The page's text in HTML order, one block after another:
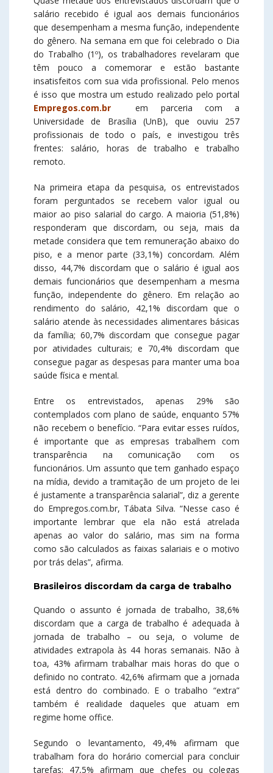
salário recebido é igual aos demais funcionários
que desempenham a mesma função, independente
do gênero. Na semana em que foi celebrado o Dia
do Trabalho (1º), os trabalhadores revelaram que
têm pouco a comemorar e estão bastante
insatisfeitos com sua vida profissional. Pelo menos
é isso que mostra um estudo realizado pelo portal
Empregos.com.br em parceria com a
Universidade de Brasília (UnB), que ouviu 257
profissionais de todo o país, e investigou três
frentes: salário, horas de trabalho e trabalho
remoto.
Na primeira etapa da pesquisa, os entrevistados
foram perguntados se recebem valor igual ou
maior ao piso salarial do cargo. A maioria (51,8%)
responderam que discordam, ou seja, mais da
metade considera que tem remuneração abaixo do
piso, e a menor parte (33,1%) concordam. Além
disso, 44,7% discordam que o salário é igual aos
demais funcionários que desempenham a mesma
função, independente do gênero. Em relação ao
rendimento do salário, 42,1% discordam que o
salário atende às necessidades alimentares básicas
da família; 60,7% discordam que consegue pagar
por atividades culturais; e 70,4% discordam que
consegue pagar as despesas para manter uma boa
saúde física e mental.
Entre os entrevistados, apenas 29% são
contemplados com plano de saúde, enquanto 57%
não recebem o benefício. “Para evitar esses ruídos,
é importante que as empresas trabalhem com
transparência na comunicação com os
funcionários. Um assunto que tem ganhado espaço
na mídia, devido a tramitação de um projeto de lei
é justamente a transparência salarial”, diz a gerente
do Empregos.com.br, Tábata Silva. “Nesse caso é
importante lembrar que ela não está atrelada
apenas ao valor do salário, mas sim na forma
como são calculados as faixas salariais e o motivo
por trás delas”, afirma.
Brasileiros discordam da carga de trabalho
Quando o assunto é jornada de trabalho, 38,6%
discordam que a carga de trabalho é adequada à
jornada de trabalho – ou seja, o volume de
atividades extrapola às 44 horas semanais. Não à
toa, 43% afirmam trabalhar mais horas do que o
definido no contrato. 42,6% afirmam que a jornada
está dentro do combinado. E o trabalho “extra”
também é realidade daqueles que atuam em
regime home office.
Segundo o levantamento, 49,4% afirmam que
trabalham fora do horário comercial para concluir
tarefas; 47,5% afirmam que chefes ou colegas